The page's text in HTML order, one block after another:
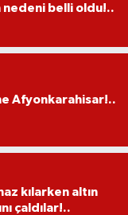
belli oldu!..
Afyonkarahisar!..
kılarken altın
çaldılar!..